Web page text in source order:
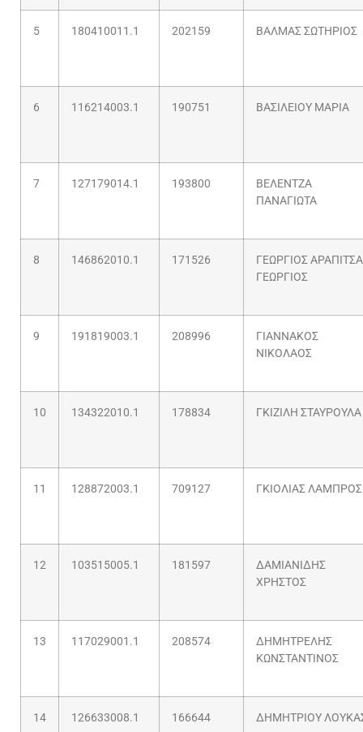
5 180410011.1 202159 ΒΑΛΜΑΣ ΣΩΤΗΡΙΟΣ
6 116214003.1 190751 ΒΑΣΙΛΕΙΟΥ ΜΑΡΙΑ
7 127179014.1 193800
ΒΕΛΕΝΤΖΑ
ΠΑΝΑΓΙΩΤΑ
8 146862010.1 171526
ΓΕΩΡΓΙΟΣ
ΓΕΩΡΓΙΟΣ
9 191819003.1 208996
ΓΙΑΝΝΑΚΟΣ
ΝΙΚΟΛΑΟΣ
10 134322010.1 178834 ΓΚΙΖΙΛΗ ΣΤΑΥΡΟΥΛΑ
11 128872003.1 709127 ΓΚΙΟΛΙΑΣ ΛΑΜΠΡΟΣ
12 103515005.1 181597
ΔΑΜΙΑΝΙΔΗΣ
ΧΡΗΣΤΟΣ
13 117029001.1 208574
ΔΗΜΗΤΡΕΛΗΣ
ΚΩΝΣΤΑΝΤΙΝΟΣ
14 126633008.1 166644 ΔΗΜΗΤΡΙΟΥ